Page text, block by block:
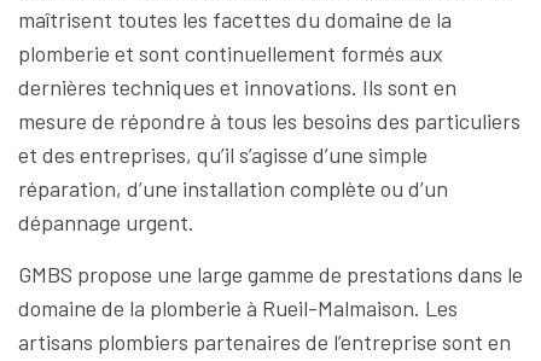
maîtrisent toutes les facettes du domaine de la
plomberie et sont continuellement formés aux
dernières techniques et innovations. Ils sont en
mesure de répondre à tous les besoins des particuliers
et des entreprises, qu’il s’agisse d’une simple
réparation, d’une installation complète ou d’un
dépannage urgent.
GMBS propose une large gamme de prestations dans le
domaine de la plomberie à Rueil-Malmaison. Les
artisans plombiers partenaires de l’entreprise sont en